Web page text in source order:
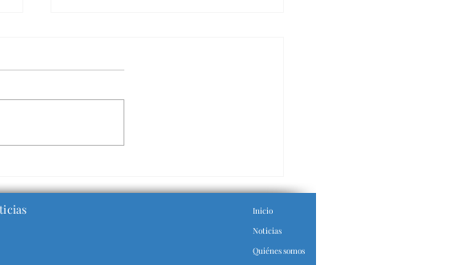
escaparon de un
Inicio
Noticias
Quiénes somos